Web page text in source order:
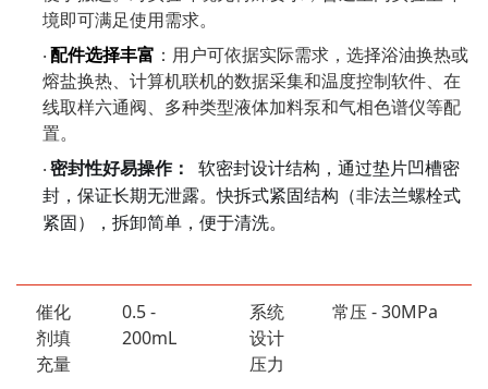
境即可满足使用需求。
· 配件选择丰富 ：用户可依据实际需求，选择浴油换热或
熔盐换热、计算机联机的数据采集和温度控制软件、在
线取样六通阀、多种类型液体加料泵和气相色谱仪等配
置。
· 密封性好易操作： 软密封设计结构，通过垫片凹槽密
封，保证长期无泄露。快拆式紧固结构（非法兰螺栓式
紧固），拆卸简单，便于清洗。
催化
剂填
充量
0.5 -
200mL
系统
设计
压力
常压 - 30MPa